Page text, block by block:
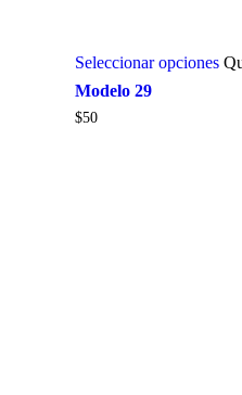
Seleccionar opciones
Modelo 29
$50